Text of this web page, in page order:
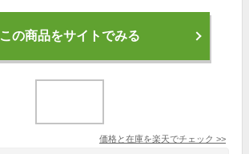
この商品をサイトでみる
価格と在庫を楽天でチェック >>